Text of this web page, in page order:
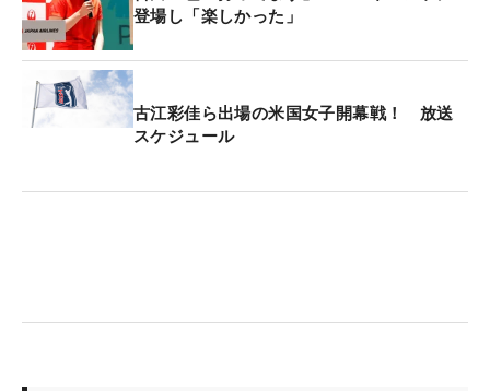
登場し「楽しかった」
古江彩佳ら出場の米国女子開幕戦！ 放送
スケジュール